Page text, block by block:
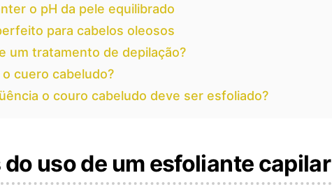
o pH da pele equilibrado
para cabelos oleosos
um tratamento de depilação?
cuero cabeludo?
o couro cabeludo deve ser esfoliado?
uso de um esfoliante capilar